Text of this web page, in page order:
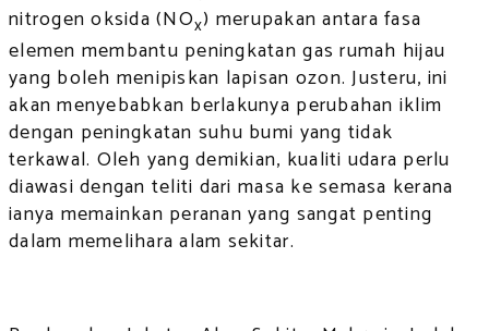
nitrogen oksida (NOx) merupakan antara fasa
elemen membantu peningkatan gas rumah hijau
yang boleh menipiskan lapisan ozon. Justeru, ini
akan menyebabkan berlakunya perubahan iklim
dengan peningkatan suhu bumi yang tidak
terkawal. Oleh yang demikian, kualiti udara perlu
diawasi dengan teliti dari masa ke semasa kerana
ianya memainkan peranan yang sangat penting
dalam memelihara alam sekitar.